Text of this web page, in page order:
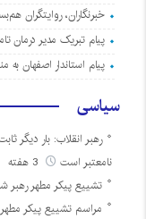
خبرنگاران، روایتگران
پیام تبریک مدیر درمان
پیام استاندار اصفهان به
سیاسی
رهبر انقلاب: بار دیگر
نامعتبر است
3 هفته
تشییع پیکر مطهر رهبر
مراسم تشییع پیکر